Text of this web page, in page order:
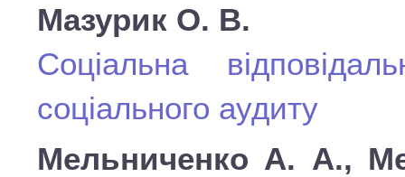
Мазурик О. В.
Соціальна
соціального аудиту
Мельниченко А. А.,